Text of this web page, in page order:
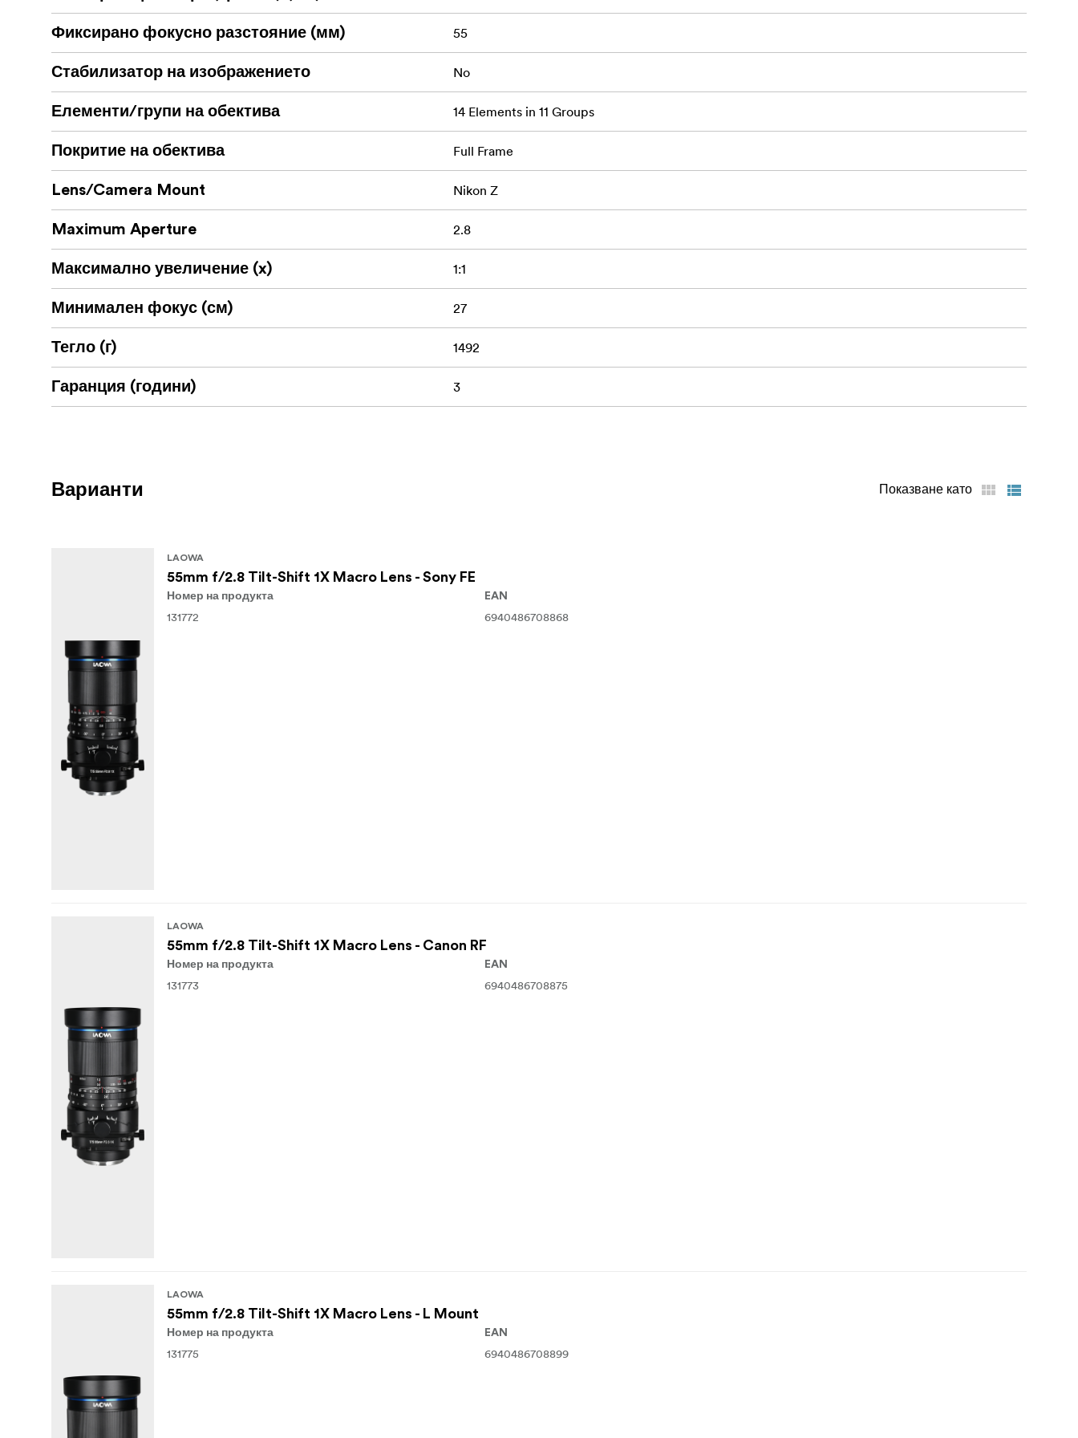
Обектив Laowa 55mm f/2.8 Tilt-Shift 1X Macro
Задна капачка на обектива
Капак на обектива
Калъф за обектива
Фиксирано фокусно разстояние (мм) 55
Стабилизатор на изображението No
Елементи/групи на обектива 14 Elements in 11 Groups
Покритие на обектива Full Frame
Lens/Camera Mount Nikon Z
Maximum Aperture 2.8
Максимално увеличение (x) 1:1
Минимален фокус (см) 27
Тегло (г) 1492
Гаранция (години) 3
Варианти Показване като
LAOWA
55mm f/2.8 Tilt-Shift 1X Macro Lens - Sony FE
Номер на продукта
131772
EAN
6940486708868
LAOWA
55mm f/2.8 Tilt-Shift 1X Macro Lens - Canon RF
Номер на продукта
131773
EAN
6940486708875
LAOWA
55mm f/2.8 Tilt-Shift 1X Macro Lens - L Mount
Номер на продукта
131775
EAN
6940486708899